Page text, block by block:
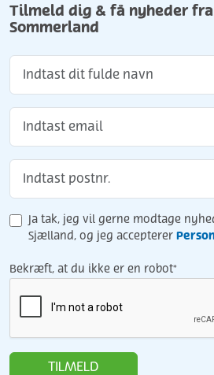
Tilmeld dig & få nyheder
Sommerland
Ja tak, jeg vil gerne modtage
Sjælland, og jeg accepterer
Bekræft, at du ikke er en robot*
TILMELD